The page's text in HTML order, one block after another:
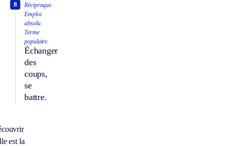
Réciproque.
Emploi
absolu.
Terme
populaire.
Échanger
des
coups,
se
battre.
8
est la